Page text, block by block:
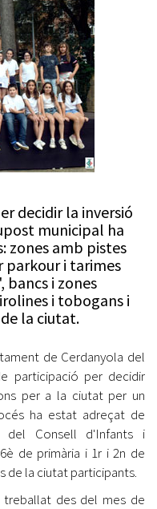
decidir la inversió
municipal ha
zones amb pistes
parkour i tarimes
i zones
i tobogans i
la ciutat.
de Cerdanyola del
participació per decidir
per a la ciutat per un
ha estat adreçat de
del Consell d'Infants i
de primària i 1r i 2n de
de la ciutat participants.
treballat des del mes de